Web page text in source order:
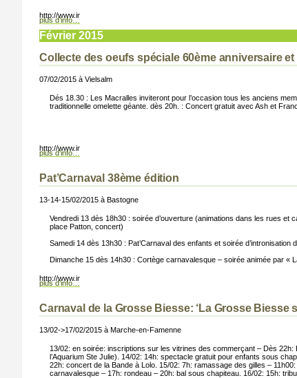
http://www.info-lux.com/templates/infoluxartise3b/images/button.png);”>
plus d’info…
Février 2015
Collecte des oeufs spéciale 60ème anniversaire
07/02/2015 à Vielsalm
Dés 18.30 : Les Macralles inviteront pour l’occasion tous les anciens
traditionnelle omelette géante. dès 20h. : Concert gratuit avec Ash et
http://www.info-lux.com/templates/infoluxartise3b/images/button.png);”>
plus d’info…
Pat’Carnaval 38ème édition
13-14-15/02/2015 à Bastogne
Vendredi 13 dès 18h30 : soirée d’ouverture (animations dans les rues et
place Patton, concert)
Samedi 14 dès 13h30 : Pat’Carnaval des enfants et soirée d’intronisation
Dimanche 15 dès 14h30 : Cortège carnavalesque – soirée animée par «
http://www.info-lux.com/templates/infoluxartise3b/images/button.png);”>
plus d’info…
Carnaval de la Grosse Biesse: ‘La Grosse Biesse
13/02->17/02/2015 à Marche-en-Famenne
13/02: en soirée: inscriptions sur les vitrines des commerçant – Dès 22h:
l’Aquarium Ste Julie). 14/02: 14h: spectacle gratuit pour enfants sous
22h: concert de la Bande à Lolo. 15/02: 7h: ramassage des gilles –
carnavalesque – 17h: rondeau – 20h: bal sous chapiteau. 16/02: 15h: